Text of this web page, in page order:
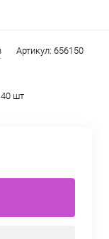
Артикул: 656150
40 шт